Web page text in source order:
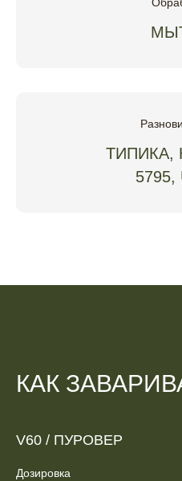
ТИПИКА,
5795,
КАК
V60 / ПУРОВЕР
Дозировка